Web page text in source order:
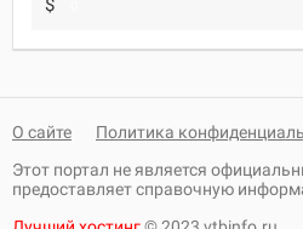
$
О сайте
Политика
Этот портал не является
предоставляет справочную